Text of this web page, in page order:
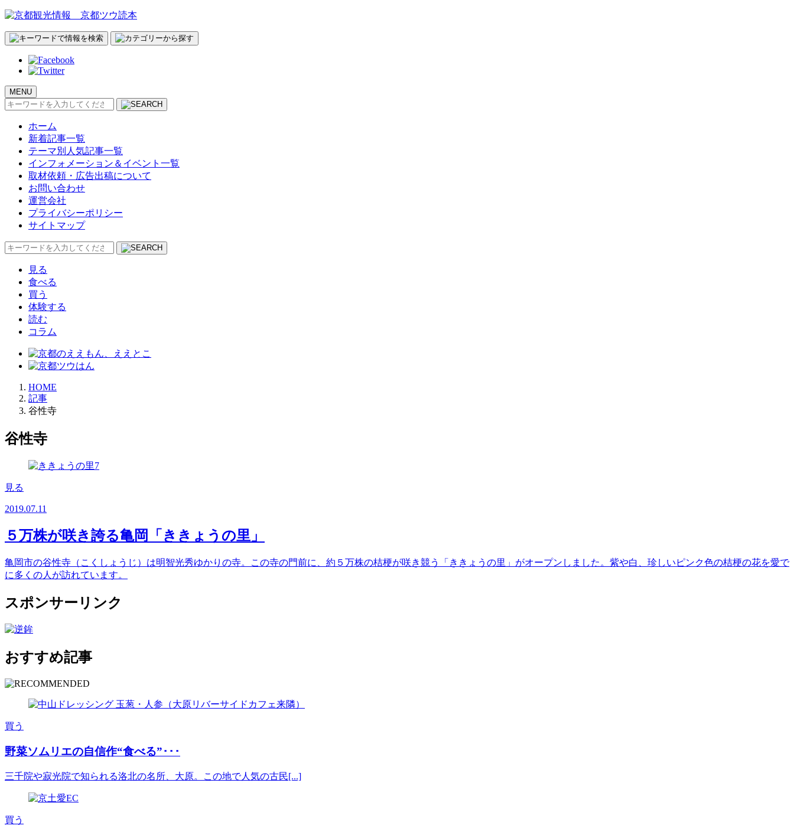
MENU
検
ホーム
新着記事一覧
テーマ別人気記事一覧
インフォメーション＆イベント一覧
取材依頼・広告出稿について
お問い合わせ
運営会社
プライバシーポリシー
サイトマップ
検
見る
食べる
買う
体験する
読む
コラム
HOME
記事
谷性寺
谷性寺
見る
2019.07.11
５万株が咲き誇る亀岡「ききょうの里」
亀岡市の谷性寺（こくしょうじ）は明智光秀ゆかりの寺。この寺の門前に、約５万株の桔梗が咲き競う「ききょうの里」がオープンしました。紫や白、珍しいピンク色の桔梗の花を愛で
に多くの人が訪れています。
スポンサーリンク
おすすめ記事
買う
野菜ソムリエの自信作“食べる”･･･
三千院や寂光院で知られる洛北の名所、大原。この地で人気の古民[...]
買う